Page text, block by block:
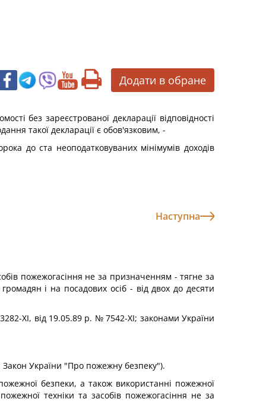
Додати в обране
без зареєстрованої декларації відповідності
такої декларації є обов'язковим, -
до ста неоподатковуваних мінімумів доходів
Наступна
пожежогасіння не за призначенням - тягне за
і на посадових осіб - від двох до десяти
ХІ, від 19.05.89 р. № 7542-ХІ; законами України
Закон України "Про пожежну безпеку").
безпеки, а також використанні пожежної
техніки та засобів пожежогасіння не за